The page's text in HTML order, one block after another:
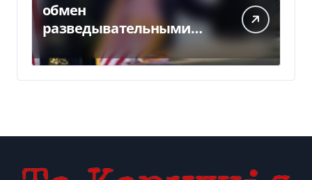
обмен
разведывательными
данными между
Украиной и США
значительно вырос, —